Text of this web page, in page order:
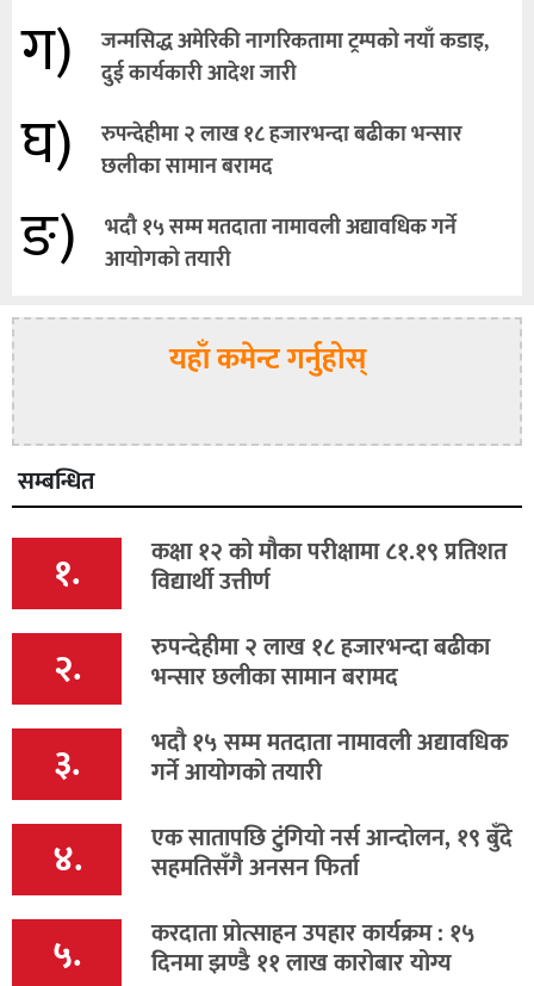
ग)
जन्मसिद्ध अमेरिकी नागरिकतामा ट्रम्पको नयाँ कडाइ,
दुई कार्यकारी आदेश जारी
घ)
रुपन्देहीमा २ लाख १८ हजारभन्दा बढीका भन्सार
छलीका सामान बरामद
ङ)
भदौ १५ सम्म मतदाता नामावली अद्यावधिक गर्ने
आयोगको तयारी
यहाँ कमेन्ट गर्नुहोस्
सम्बन्धित
१. कक्षा १२ को मौका परीक्षामा ८१.१९ प्रतिशत
विद्यार्थी उत्तीर्ण
२. रुपन्देहीमा २ लाख १८ हजारभन्दा बढीका
भन्सार छलीका सामान बरामद
३. भदौ १५ सम्म मतदाता नामावली अद्यावधिक
गर्ने आयोगको तयारी
४. एक सातापछि टुंगियो नर्स आन्दोलन, १९ बुँदे
सहमतिसँगै अनसन फिर्ता
५. करदाता प्रोत्साहन उपहार कार्यक्रम : १५
दिनमा झण्डै ११ लाख कारोबार योग्य